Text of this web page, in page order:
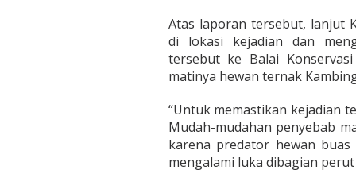
Atas laporan tersebut, lanjut
di lokasi kejadian dan
tersebut ke Balai
matinya hewan ternak
“Untuk memastikan kejadian
Mudah-mudahan penyebab
karena predator hewan
mengalami luka dibagian